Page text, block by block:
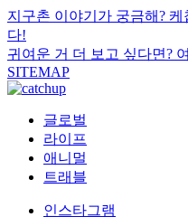
지구촌 이야기가 궁금해?
다!
귀여운 거 더 보고 싶다면?
SITEMAP
글로벌
라이프
애니멀
트래블
인스타그램